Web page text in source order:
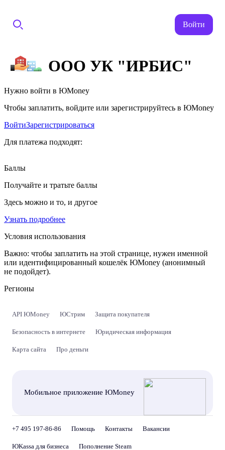
Войти
ООО УК "ИРБИС"
Нужно войти в ЮMoney
Чтобы заплатить, войдите или зарегистрируйтесь в ЮMoney
ВойтиЗарегистрироваться
Для платежа подходят:
Баллы
Получайте и тратьте баллы
Здесь можно и то, и другое
Узнать подробнее
Условия использования
Важно: чтобы заплатить на этой странице, нужен именной
или идентифицированный кошелёк ЮMoney (анонимный
не подойдет).
Регионы
API ЮMoney ЮСтрим Защита покупателя
Безопасность в интернете Юридическая информация
Карта сайта Про деньги
Мобильное приложение ЮMoney
+7 495 197-86-86 Помощь Контакты Вакансии
ЮKassa для бизнеса Пополнение Steam